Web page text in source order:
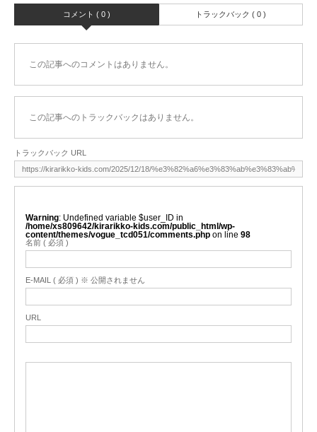
コメント ( 0 ) トラックバック ( 0 )
この記事へのコメントはありません。
この記事へのトラックバックはありません。
トラックバック URL
Warning : Undefined variable $user_ID in
/home/xs809642/kirarikko-kids.com/public_html/wp-
content/themes/vogue_tcd051/comments.php on line 98
名前 ( 必須 )
E-MAIL ( 必須 ) ※ 公開されません
URL